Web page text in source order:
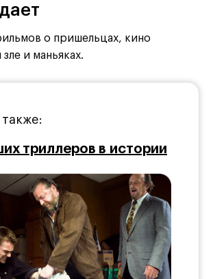
о пришельцах, кино
и маньяках.
триллеров в истории